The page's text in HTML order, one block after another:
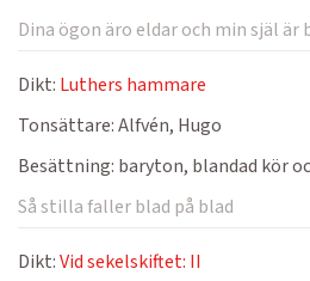
Dina ögon äro eldar och min själ är
Dikt: Luthers hammare
Tonsättare:Alfvén, Hugo
Besättning: baryton, blandad kör
Så stilla faller blad på blad
Dikt:Vid sekelskiftet: II